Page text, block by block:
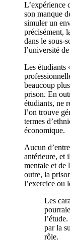
L’expérience
son manque
simuler un
précisément,
dans le sous-
l’université
Les étudiants
beaucoup
prison. En
étudiants, ne
l’on trouve
termes
économique.
Aucun
antérieure, et
mentale et de
outre, la
l’exercice ou
Les
par la
rôle.